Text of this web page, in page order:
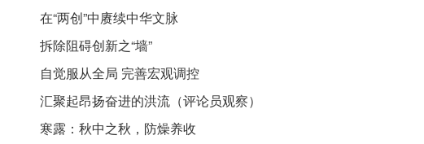
在“两创”中赓续中华文脉
拆除阻碍创新之“墙”
自觉服从全局 完善宏观调控
汇聚起昂扬奋进的洪流（评论员观察）
寒露：秋中之秋，防燥养收